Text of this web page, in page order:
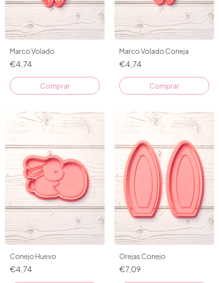
Marco Volado
€4,74
Comprar
Marco Volado Coneja
€4,74
Comprar
Conejo Huevo
€4,74
Orejas Conejo
€7,09